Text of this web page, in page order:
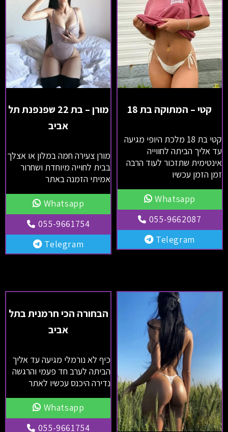
קטי – המתוקה בת 18
קטי בת 18 מלכת היופי מגיעה
עד אליך הביתה לחווייה
אינטימית שתזכור לעוד הרבה
זמן הזמן עכשיו
Whatsapp
055-9662087
Telegram
מורן – בת 22 שפנפנת תל
אביב
מורן צעירה חמה במלון או אצלך
בבית לחוייה מיוחדת ושחרור
אמיתי הזמנה באתר
Whatsapp
055-9661754
Telegram
הבחורה הכי חרמנית בתל
אביב
כיף לא נורמלי מגיעה עד אליך
הביתה לערב חד פעמי והרגשה
נדירה היכנס עכשיו לאתר
Whatsapp
055-9661754